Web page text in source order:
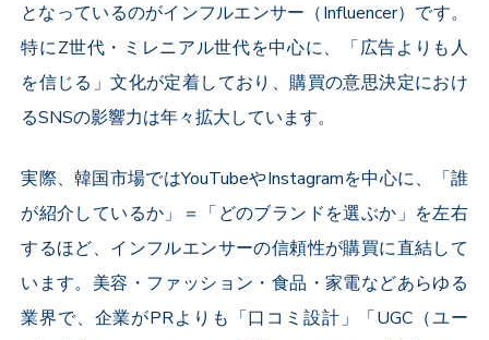
となっているのがインフルエンサー（Influencer）です。
特にZ世代・ミレニアル世代を中心に、「広告よりも人
を信じる」文化が定着しており、購買の意思決定におけ
るSNSの影響力は年々拡大しています。
実際、韓国市場ではYouTubeやInstagramを中心に、「誰
が紹介しているか」＝「どのブランドを選ぶか」を左右
するほど、インフルエンサーの信頼性が購買に直結して
います。美容・ファッション・食品・家電などあらゆる
業界で、企業がPRよりも「口コミ設計」「UGC （ユー